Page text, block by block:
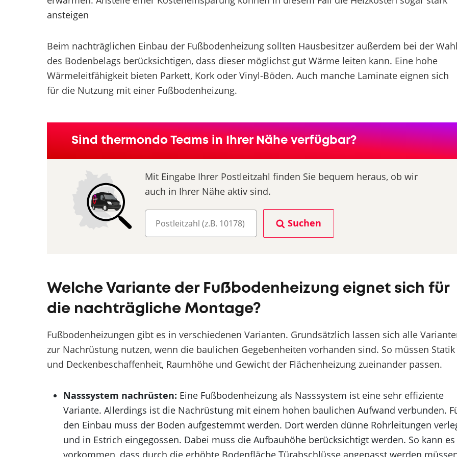
ansteigen
Beim nachträglichen Einbau der Fußbodenheizung sollten Hausbesitzer außerdem bei der
des Bodenbelags berücksichtigen, dass dieser möglichst gut Wärme leiten kann. Eine hohe
Wärmeleitfähigkeit bieten Parkett, Kork oder Vinyl-Böden. Auch manche Laminate eignen sich
für die Nutzung mit einer Fußbodenheizung.
Sind thermondo Teams in Ihrer Nähe verfügbar?
Mit Eingabe Ihrer Postleitzahl finden Sie bequem heraus, ob wir
auch in Ihrer Nähe aktiv sind.
Suchen
Welche Variante der Fußbodenheizung eignet sich für
die nachträgliche Montage?
Fußbodenheizungen gibt es in verschiedenen Varianten. Grundsätzlich lassen sich alle
zur Nachrüstung nutzen, wenn die baulichen Gegebenheiten vorhanden sind. So müssen Statik
und Deckenbeschaffenheit, Raumhöhe und Gewicht der Flächenheizung zueinander passen.
Nasssystem nachrüsten: Eine Fußbodenheizung als Nasssystem ist eine sehr effiziente
Variante. Allerdings ist die Nachrüstung mit einem hohen baulichen Aufwand verbunden.
den Einbau muss der Boden aufgestemmt werden. Dort werden dünne Rohrleitungen
und in Estrich eingegossen. Dabei muss die Aufbauhöhe berücksichtigt werden. So kann es
vorkommen, dass durch die erhöhte Bodenfläche Türabschlüsse angepasst werden